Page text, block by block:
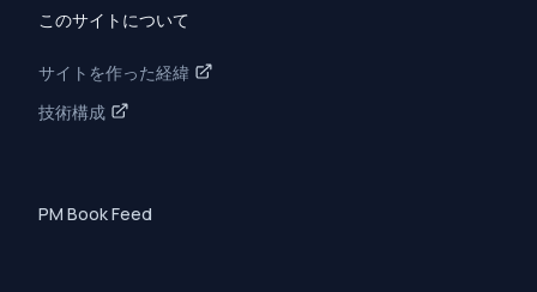
このサイトについて
サイトを作った経緯
技術構成
PM Book Feed